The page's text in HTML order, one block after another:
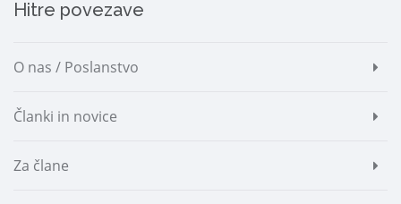
Hitre povezave
O nas / Poslanstvo
Članki in novice
Za člane